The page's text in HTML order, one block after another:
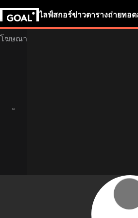
ไลฟ์สกอร์ข่าวตารางถ่ายทอ